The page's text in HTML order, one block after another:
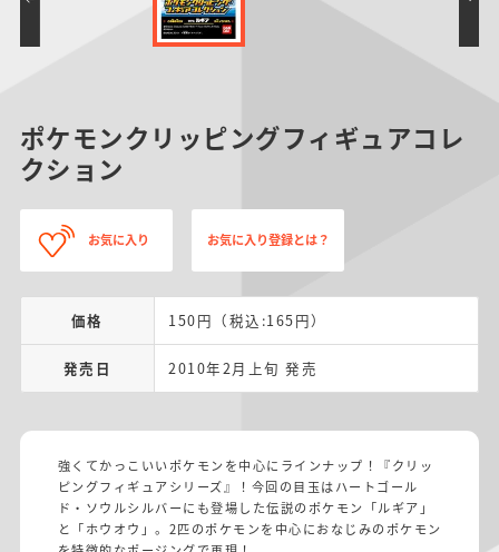
ポケモンクリッピングフィギュアコレ
クション
お気に入り お気に入り登録とは？
価格 150円（税込:165円）
発売日 2010年2月上旬 発売
強くてかっこいいポケモンを中心にラインナップ！『クリッ
ピングフィギュアシリーズ』！今回の目玉はハートゴール
ド・ソウルシルバーにも登場した伝説のポケモン「ルギア」
と「ホウオウ」。2匹のポケモンを中心におなじみのポケモン